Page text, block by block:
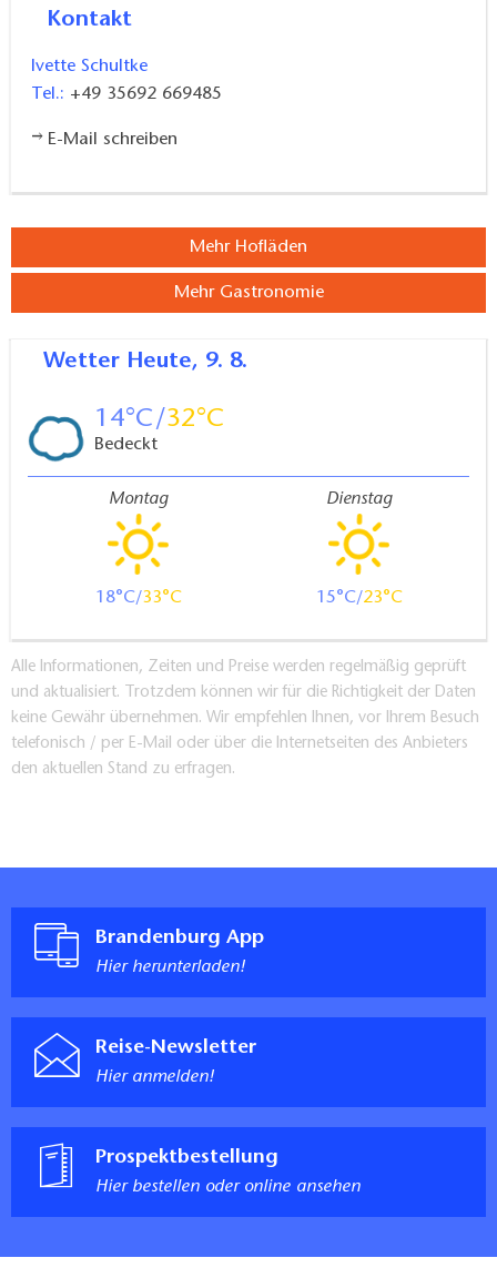
Kontakt
Ivette Schultke
Tel.: +49 35692 669485
E-Mail schreiben
Mehr Hofläden
Mehr Gastronomie
Wetter Heute, 9. 8.
14 32
Bedeckt
Montag
18 33
Dienstag
15 23
Alle Informationen, Zeiten und Preise werden regelmäßig geprüft
und aktualisiert. Trotzdem können wir für die Richtigkeit der Daten
keine Gewähr übernehmen. Wir empfehlen Ihnen, vor Ihrem Besuch
telefonisch / per E-Mail oder über die Internetseiten des Anbieters
den aktuellen Stand zu erfragen.
Brandenburg App
Hier herunterladen!
Reise-Newsletter
Hier anmelden!
Prospektbestellung
Hier bestellen oder online ansehen